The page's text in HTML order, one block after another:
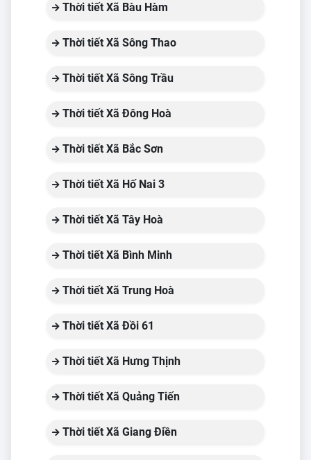
Thời tiết Xã Bàu Hàm
Thời tiết Xã Sông Thao
Thời tiết Xã Sông Trầu
Thời tiết Xã Đông Hoà
Thời tiết Xã Bắc Sơn
Thời tiết Xã Hố Nai 3
Thời tiết Xã Tây Hoà
Thời tiết Xã Bình Minh
Thời tiết Xã Trung Hoà
Thời tiết Xã Đồi 61
Thời tiết Xã Hưng Thịnh
Thời tiết Xã Quảng Tiến
Thời tiết Xã Giang Điền